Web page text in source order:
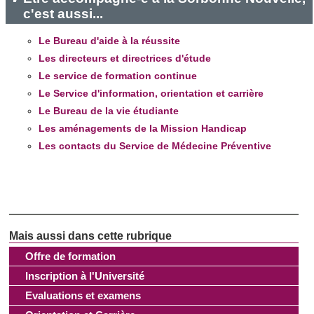
et les annonces, d'offrir des fonctionnalités relatives aux
partageons également des informations sur l'utilisation de
notre site avec nos partenaires de médias sociaux, de
publicité et d'analyse, qui peuvent combiner celles-ci avec
d'autres informations que vous leur avez fournies ou qu'ils
ont collectées lors de votre utilisation de leurs services.
Offre de formation
Inscription à l'Université
Evaluations et examens
c'est aussi...
Le Bureau d'aide à la réussite
Les directeurs et directrices d'étude
Le service de formation continue
Le Service d'information, orientation et carrière
Le Bureau de la vie étudiante
Les aménagements de la Mission Handicap
Les contacts du Service de Médecine Préventive